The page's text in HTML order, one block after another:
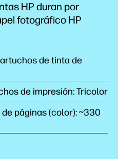
HP duran por
fotográfico HP
de tinta de
de impresión: Tricolor
páginas (color): ~330